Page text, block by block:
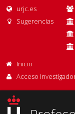
urjc.es
Sugerencias
Inicio
Acceso